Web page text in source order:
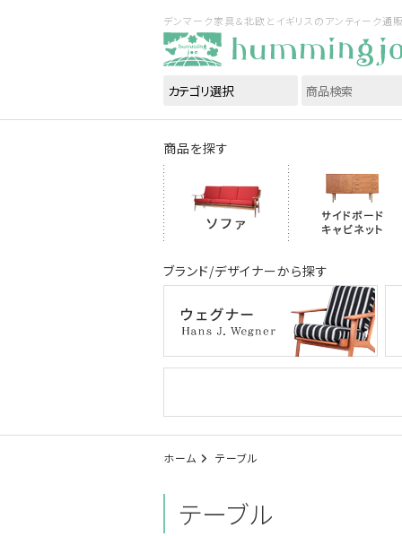
デンマーク家具＆北欧とイギリスのアンティー
商品を探す
ブランド/デザイナーから探す
ホーム テーブル
テーブル